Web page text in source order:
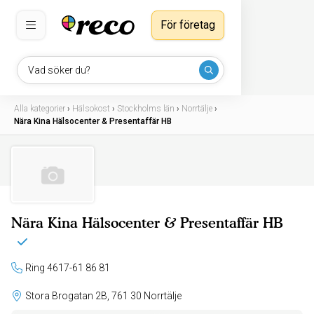
Vad söker du?
För företag
Alla kategorier › Hälsokost › Stockholms län › Norrtälje ›
Nära Kina Hälsocenter & Presentaffär HB
Nära Kina Hälsocenter & Presentaffär HB
Ring 4617-61 86 81
Stora Brogatan 2B, 761 30 Norrtälje